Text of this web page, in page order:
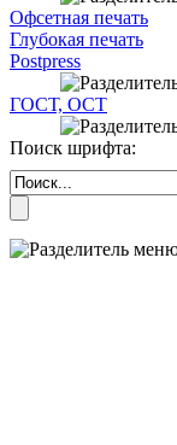
Офсетная печать
Глубокая печать
Postpress
ГОСТ, ОСТ
Поиск шрифта: